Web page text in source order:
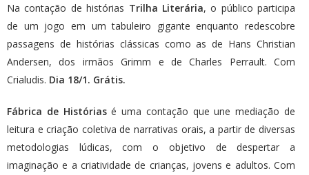
Na contação de histórias Trilha Literária, o público participa
de um jogo em um tabuleiro gigante enquanto redescobre
passagens de histórias clássicas como as de Hans Christian
Andersen, dos irmãos Grimm e de Charles Perrault. Com
Crialudis. Dia 18/1. Grátis.
Fábrica de Históriasé uma contação que une mediação de
leitura e criação coletiva de narrativas orais, a partir de diversas
metodologias lúdicas, com o objetivo de despertar a
imaginação e a criatividade de crianças, jovens e adultos. Com